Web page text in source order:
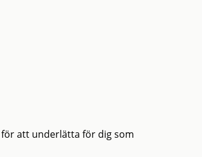
att underlätta för dig som